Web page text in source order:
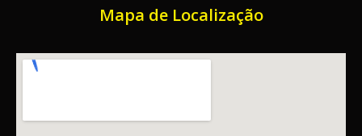
o
k
r
a
Mapa de Localização